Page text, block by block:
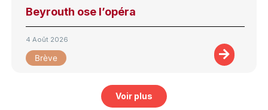
Beyrouth ose l’opéra
4 Août 2026
Brève
Voir plus